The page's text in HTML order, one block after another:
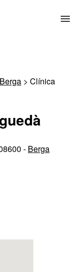
Berga > Clínica
- Berga